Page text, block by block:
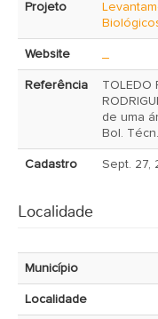
Projeto
Website
Referência
TOLEDO
de uma
Bol.
Cadastro
Localidade
Município
Localidade